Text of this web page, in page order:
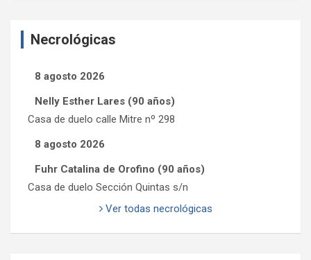
Necrológicas
8 agosto 2026
Nelly Esther Lares (90 años)
Casa de duelo calle Mitre nº 298
8 agosto 2026
Fuhr Catalina de Orofino (90 años)
Casa de duelo Sección Quintas s/n
Ver todas necrológicas